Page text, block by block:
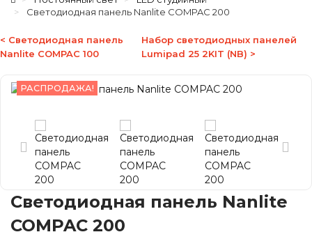
Светодиодная панель Nanlite COMPAC 200
< Светодиодная панель
Nanlite COMPAC 100
Набор светодиодных панелей
Lumipad 25 2KIT (NB) >
РАСПРОДАЖА!
Светодиодная панель Nanlite
COMPAC 200